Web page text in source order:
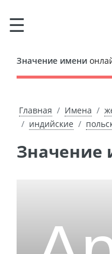
Значение имени
Главная Имена
индийские